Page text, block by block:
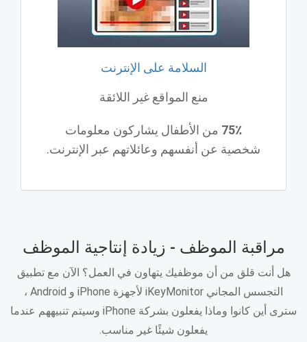
السلامة على الإنترنت
منع المواقع غير اللائقة
75٪ من الأطفال يشاركون معلومات
شخصية عن أنفسهم وعائلاتهم عبر الإنترنت.
مراقبة الموظف - زيادة إنتاجية الموظف
هل أنت قلق من أن موظفيك يتهاون في العمل؟ الآن مع تطبيق
التجسس المجاني iKeyMonitor لأجهزة iPhone و Android ،
سترى أين كانوا وماذا يفعلون بشركة iPhone وسيتم تنبيههم عندما
يفعلون شيئًا غير مناسب.